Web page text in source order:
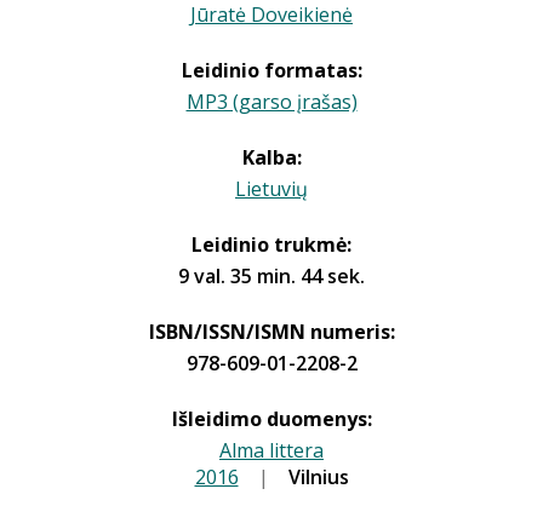
Jūratė Doveikienė
Leidinio formatas:
MP3 (garso įrašas)
Kalba:
Lietuvių
Leidinio trukmė:
9 val. 35 min. 44 sek.
ISBN/ISSN/ISMN numeris:
978-609-01-2208-2
Išleidimo duomenys:
Alma littera
2016 | Vilnius